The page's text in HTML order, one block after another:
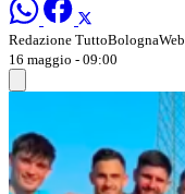
Redazione TuttoBolognaWeb
16 maggio - 09:00